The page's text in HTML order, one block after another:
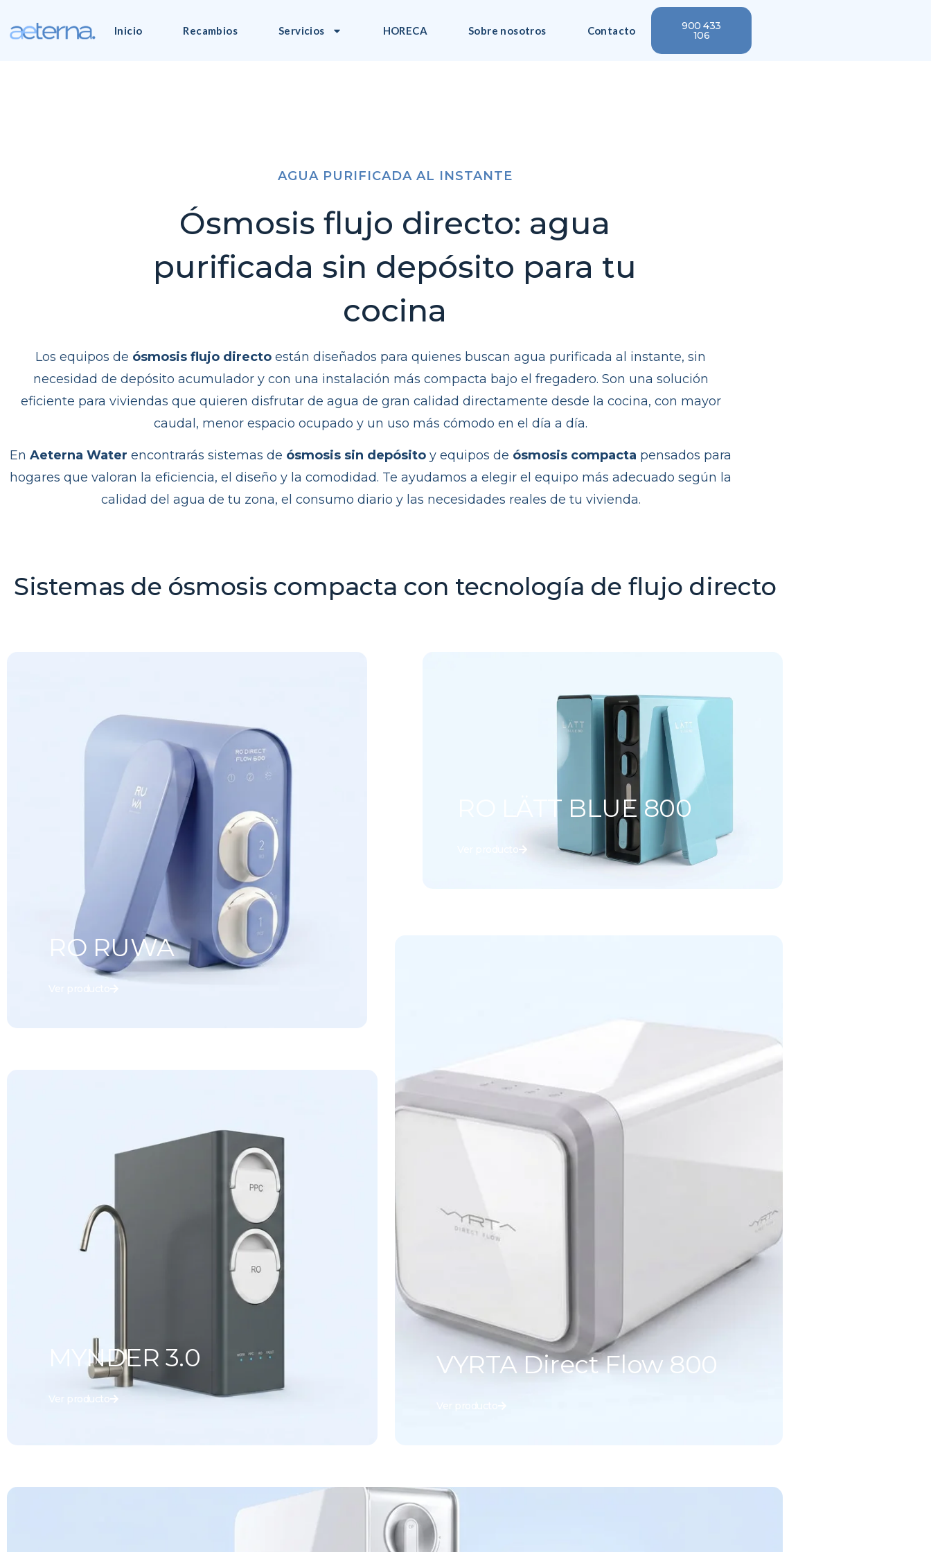
Inicio Recambios Servicios HORECA Sobre nosotros Contacto 900 433
106
AGUA PURIFICADA AL INSTANTE
Ósmosis flujo directo: agua
purificada sin depósito para tu
cocina
Los equipos de ósmosis flujo directo están diseñados para quienes buscan agua purificada al instante, sin
necesidad de depósito acumulador y con una instalación más compacta bajo el fregadero. Son una solución
eficiente para viviendas que quieren disfrutar de agua de gran calidad directamente desde la cocina, con mayor
caudal, menor espacio ocupado y un uso más cómodo en el día a día.
En Aeterna Water encontrarás sistemas de ósmosis sin depósito y equipos de ósmosis compacta pensados para
hogares que valoran la eficiencia, el diseño y la comodidad. Te ayudamos a elegir el equipo más adecuado según la
calidad del agua de tu zona, el consumo diario y las necesidades reales de tu vivienda.
Sistemas de ósmosis compacta con tecnología de flujo directo
RO RUWA
RO LÄTT BLUE 800
MYNDER 3.0
Ver producto
VYRTA Direct Flow 800
Ver producto